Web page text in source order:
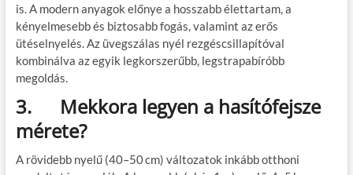
is. A modern anyagok előnye a hosszabb élettartam, a
kényelmesebb és biztosabb fogás, valamint az erős
ütéselnyelés. Az üvegszálas nyél rezgéscsillapítóval
kombinálva az egyik legkorszerűbb, legstrapabíróbb
megoldás.
3. Mekkora legyen a hasítófejsze
mérete?
A rövidebb nyelű (40–50 cm) változatok inkább otthoni